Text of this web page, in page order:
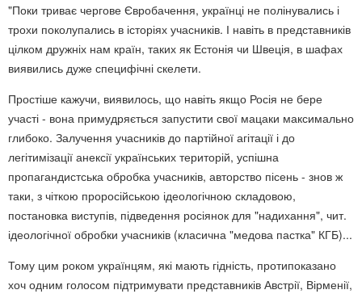
"Поки триває чергове Євробачення, українці не полінувались і
трохи поколупались в історіях учасників. І навіть в представників
цілком дружніх нам країн, таких як Естонія чи Швеція, в шафах
виявились дуже специфічні скелети.
Простіше кажучи, виявилось, що навіть якщо Росія не бере
участі - вона примудряється запустити свої мацаки максимально
глибоко. Залучення учасників до партійної агітації і до
легітимізації анексії українських територій, успішна
пропагандистська обробка учасників, авторство пісень - знов ж
таки, з чіткою проросійською ідеологічною складовою,
постановка виступів, підведення росіянок для "надихання", чит.
ідеологічної обробки учасників (класична "медова пастка" КГБ)...
Тому цим роком українцям, які мають гідність, протипоказано
хоч одним голосом підтримувати представників Австрії, Вірменії,